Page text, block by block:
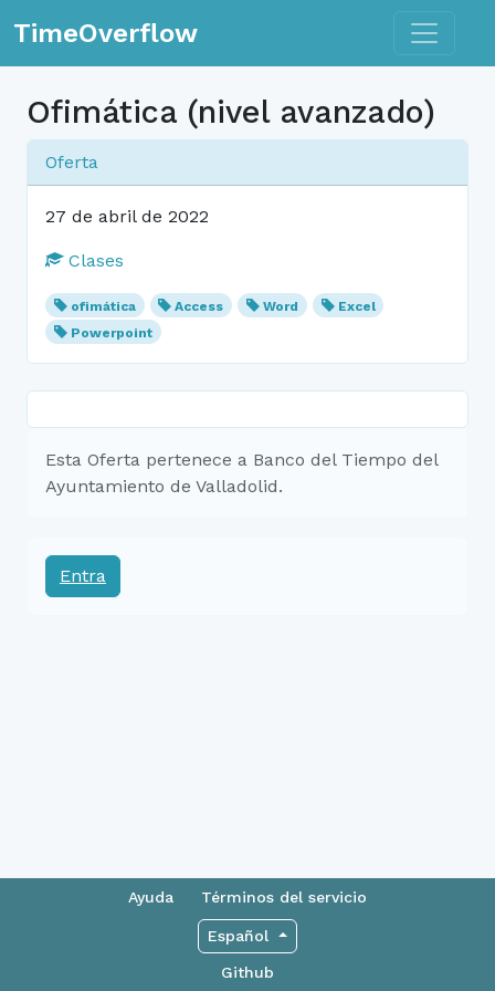
TimeOverflow Toggle
Ofimática (nivel avanzado)
Oferta
27 de abril de 2022
Clases
ofimática Access Word
Excel
Powerpoint
Esta Oferta pertenece a Banco del Tiempo del
Ayuntamiento de Valladolid.
Entra
Ayuda Términos del servicio
Español
Github